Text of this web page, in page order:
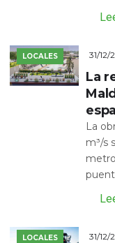
LOCALES 31/12/
La
La
m³/s
LOCALES 31/12/